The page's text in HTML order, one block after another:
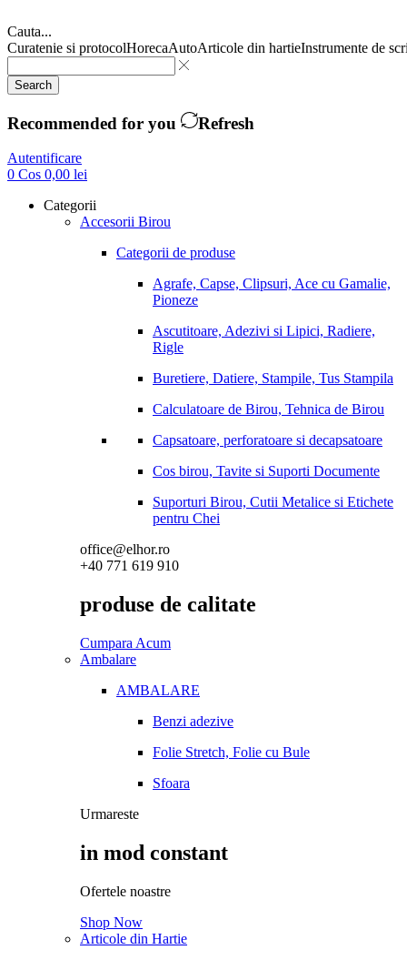
Cauta...
Curatenie si protocolHorecaAutoArticole din hartieInstrumente de
Search
Recommended for you Refresh
Autentificare
0 Cos 0,00 lei
Categorii
Accesorii Birou
Categorii de produse
Agrafe, Capse, Clipsuri, Ace cu Gamalie,
Pioneze
Ascutitoare, Adezivi si Lipici, Radiere,
Rigle
Buretiere, Datiere, Stampile, Tus Stampila
Calculatoare de Birou, Tehnica de Birou
Capsatoare, perforatoare si decapsatoare
Cos birou, Tavite si Suporti Documente
Suporturi Birou, Cutii Metalice si Etichete
pentru Chei
office@elhor.ro
+40 771 619 910
produse de calitate
Cumpara Acum
Ambalare
AMBALARE
Benzi adezive
Folie Stretch, Folie cu Bule
Sfoara
Urmareste
in mod constant
Ofertele noastre
Shop Now
Articole din Hartie